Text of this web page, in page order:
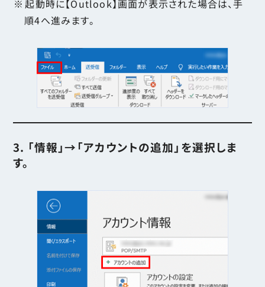
起動時に【Outlook】画面が表示された場合は、手
順4へ進みます。
3. 「情報」→「アカウントの追加」を選択しま
す。